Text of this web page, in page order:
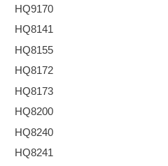
HQ9170
HQ8141
HQ8155
HQ8172
HQ8173
HQ8200
HQ8240
HQ8241